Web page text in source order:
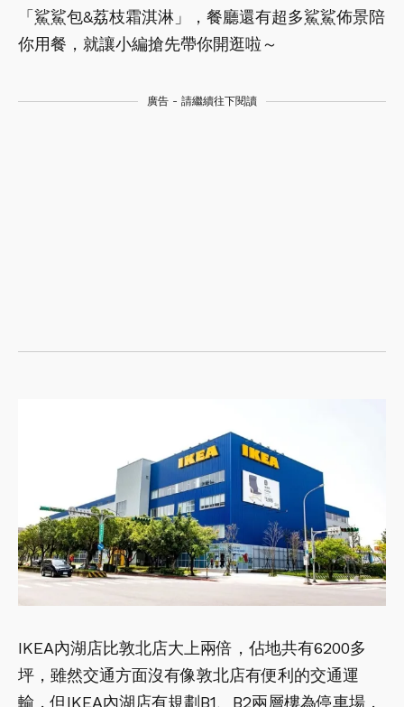
「鯊鯊包&荔枝霜淇淋」，餐廳還有超多鯊鯊佈景陪
你用餐，就讓小編搶先帶你開逛啦～
廣告 - 請繼續往下閱讀
IKEA內湖店比敦北店大上兩倍，佔地共有6200多
坪，雖然交通方面沒有像敦北店有便利的交通運
輸，但IKEA內湖店有規劃B1、B2兩層樓為停車場，